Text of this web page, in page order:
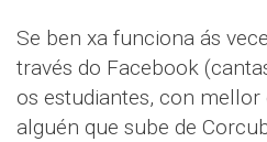
Se ben xa funciona ás
través do Facebook
os estudiantes, con
alguén que sube de